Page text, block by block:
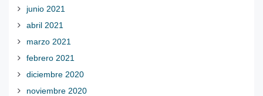
junio 2021
abril 2021
marzo 2021
febrero 2021
diciembre 2020
noviembre 2020